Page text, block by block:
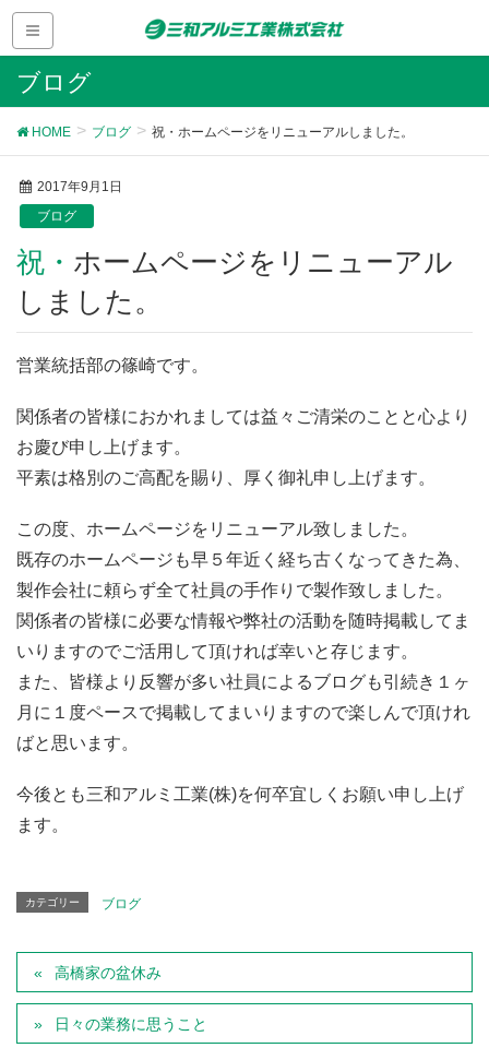
ブログ
HOME ブログ 祝・ホームページをリニューアルしました。
2017年9月1日
ブログ
祝・ホームページをリニューアル
しました。
営業統括部の篠崎です。
関係者の皆様におかれましては益々ご清栄のことと心より
お慶び申し上げます。
平素は格別のご高配を賜り、厚く御礼申し上げます。
この度、ホームページをリニューアル致しました。
既存のホームページも早５年近く経ち古くなってきた為、
製作会社に頼らず全て社員の手作りで製作致しました。
関係者の皆様に必要な情報や弊社の活動を随時掲載してま
いりますのでご活用して頂ければ幸いと存じます。
また、皆様より反響が多い社員によるブログも引続き１ヶ
月に１度ペースで掲載してまいりますので楽しんで頂けれ
ばと思います。
今後とも三和アルミ工業(株)を何卒宜しくお願い申し上げ
ます。
カテゴリー ブログ
高橋家の盆休み
日々の業務に思うこと